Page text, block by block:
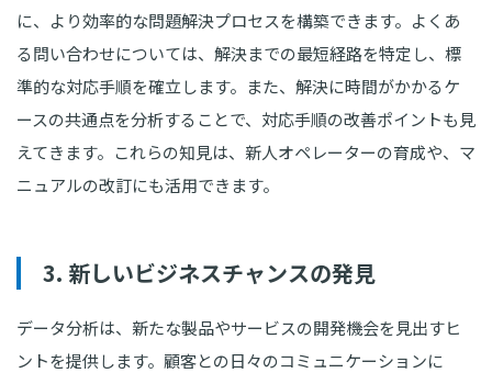
に、より効率的な問題解決プロセスを構築できます。よくあ
る問い合わせについては、解決までの最短経路を特定し、標
準的な対応手順を確立します。また、解決に時間がかかるケ
ースの共通点を分析することで、対応手順の改善ポイントも見
えてきます。これらの知見は、新人オペレーターの育成や、マ
ニュアルの改訂にも活用できます。
3. 新しいビジネスチャンスの発見
データ分析は、新たな製品やサービスの開発機会を見出すヒ
ントを提供します。顧客との日々のコミュニケーションに